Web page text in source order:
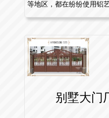
等地区，都在纷纷使用铝
别墅大门